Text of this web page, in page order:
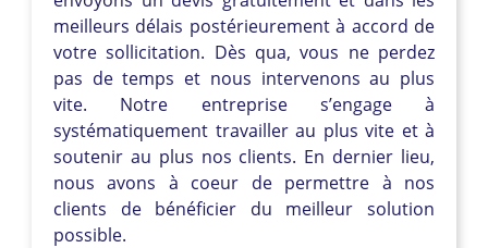
meilleurs délais postérieurement à accord de
votre sollicitation. Dès qua, vous ne perdez
pas de temps et nous intervenons au plus
vite. Notre entreprise s’engage à
systématiquement travailler au plus vite et à
soutenir au plus nos clients. En dernier lieu,
nous avons à coeur de permettre à nos
clients de bénéficier du meilleur solution
possible.